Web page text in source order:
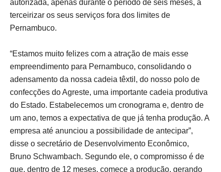
autorizada, apenas durante o período de seis meses, a
terceirizar os seus serviços fora dos limites de
Pernambuco.
“Estamos muito felizes com a atração de mais esse
empreendimento para Pernambuco, consolidando o
adensamento da nossa cadeia têxtil, do nosso polo de
confecções do Agreste, uma importante cadeia produtiva
do Estado. Estabelecemos um cronograma e, dentro de
um ano, temos a expectativa de que já tenha produção. A
empresa até anunciou a possibilidade de antecipar”,
disse o secretário de Desenvolvimento Econômico,
Bruno Schwambach. Segundo ele, o compromisso é de
que, dentro de 12 meses, comece a produção, gerando